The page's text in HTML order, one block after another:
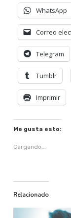
WhatsApp
Correo
Telegram
Tumblr
Imprimir
Me gusta esto:
Cargando...
Relacionado